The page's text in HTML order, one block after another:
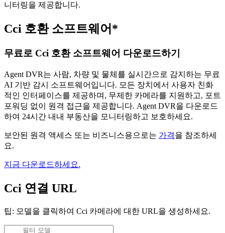
니터링을 제공합니다.
Cci 호환 소프트웨어*
무료로 Cci 호환 소프트웨어 다운로드하기
Agent DVR는 사람, 차량 및 물체를 실시간으로 감지하는 무료
AI 기반 감시 소프트웨어입니다. 모든 장치에서 사용자 친화
적인 인터페이스를 제공하며, 무제한 카메라를 지원하고, 포트
포워딩 없이 원격 접근을 제공합니다. Agent DVR을 다운로드
하여 24시간 내내 부동산을 모니터링하고 보호하세요.
보안된 원격 액세스 또는 비즈니스용으로는 가격을 참조하세
요.
지금 다운로드하세요.
Cci 연결 URL
팁: 모델을 클릭하여 Cci 카메라에 대한 URL을 생성하세요.